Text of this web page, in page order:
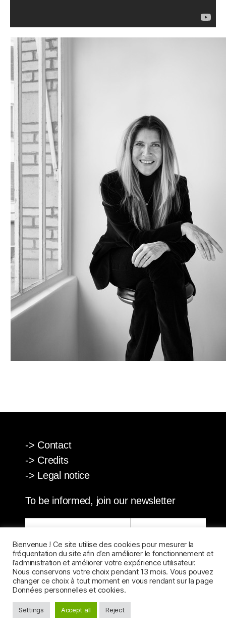
-> Contact
-> Credits
-> Legal notice
To be informed, join our newsletter
We keep your data private and only share it with third parties who make this
service possible.
Read our privacy policy for more information.
©Réfléxivité(s)
Bienvenue ! Ce site utilise des cookies pour mesurer la
fréquentation du site afin d’en améliorer le fonctionnement et
l’administration et améliorer votre expérience utilisateur.
Nous conservons votre choix pendant 13 mois. Vous pouvez
changer ce choix à tout moment en vous rendant sur la page
Données personnelles et cookies.
Settings Accept all Reject